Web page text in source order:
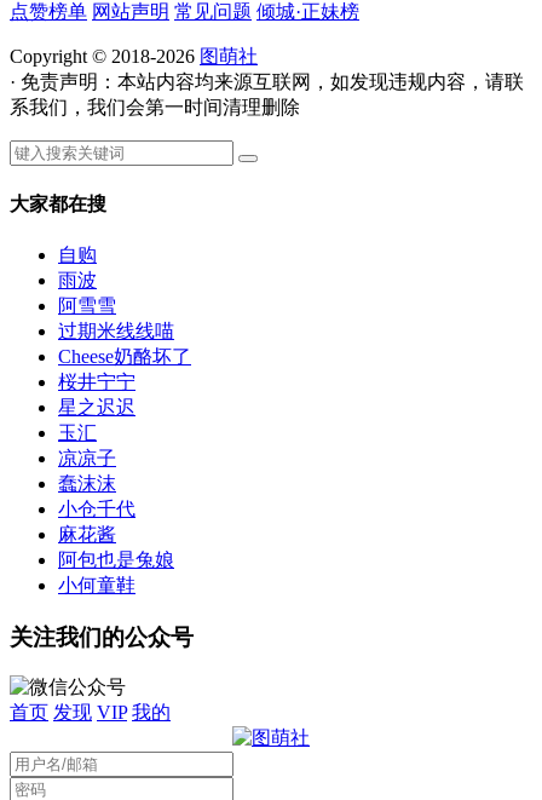
点赞榜单 网站声明 常见问题 倾城·正妹榜
Copyright © 2018-2026 图萌社
· 免责声明：本站内容均来源互联网，如发现违规内容，请联
系我们，我们会第一时间清理删除
大家都在搜
自购
雨波
阿雪雪
过期米线线喵
Cheese奶酪坏了
桜井宁宁
星之迟迟
玉汇
凉凉子
蠢沫沫
小仓千代
麻花酱
阿包也是兔娘
小何童鞋
关注我们的公众号
首页 发现 VIP 我的